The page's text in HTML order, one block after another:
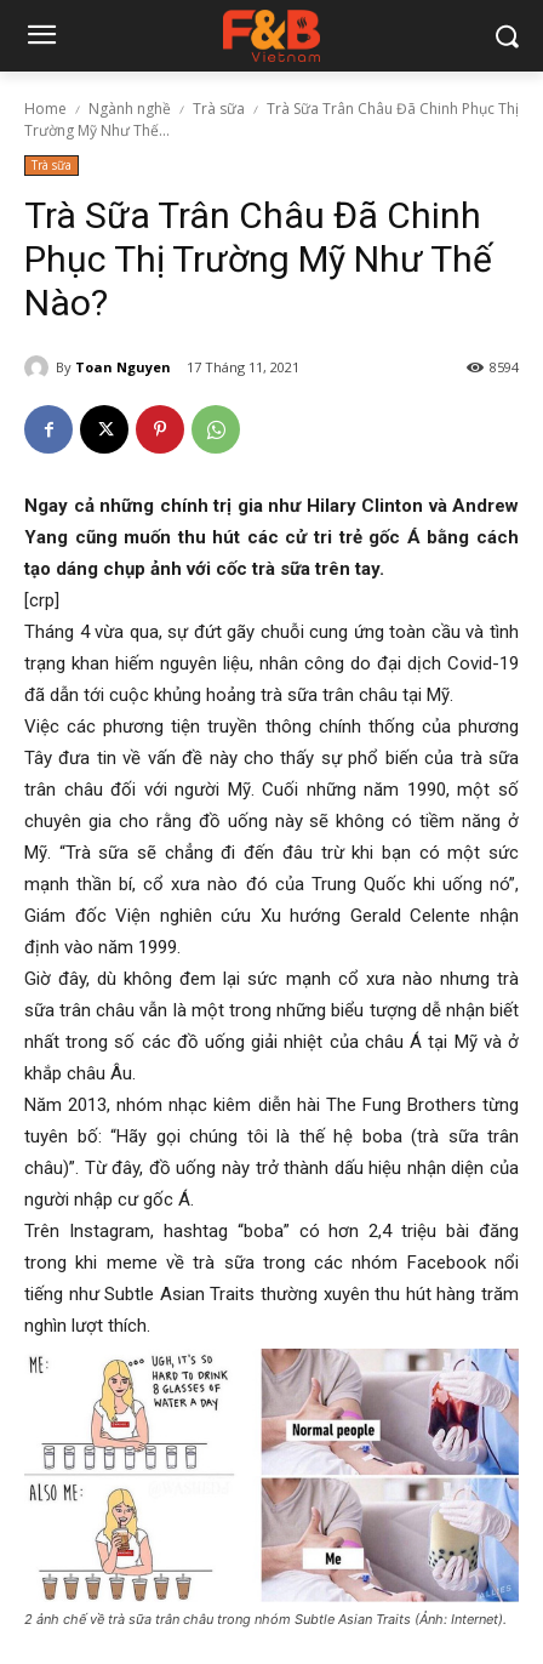
Home Ngành nghề Trà sữa
Trà Sữa Trân Châu Đã Chinh Phục Thị
Trường Mỹ Như Thế...
Trà sữa
Trà Sữa Trân Châu Đã Chinh
Phục Thị Trường Mỹ Như Thế
Nào?
By Toan Nguyen 17 Tháng 11, 2021 8594
Ngay cả những chính trị gia như Hilary Clinton và Andrew
Yang cũng muốn thu hút các cử tri trẻ gốc Á bằng cách
tạo dáng chụp ảnh với cốc trà sữa trên tay.
[crp]
Tháng 4 vừa qua, sự đứt gãy chuỗi cung ứng toàn cầu và tình
trạng khan hiếm nguyên liệu, nhân công do đại dịch Covid-19
đã dẫn tới cuộc khủng hoảng trà sữa trân châu tại Mỹ.
Việc các phương tiện truyền thông chính thống của phương
Tây đưa tin về vấn đề này cho thấy sự phổ biến của trà sữa
trân châu đối với người Mỹ. Cuối những năm 1990, một số
chuyên gia cho rằng đồ uống này sẽ không có tiềm năng ở
Mỹ. “Trà sữa sẽ chẳng đi đến đâu trừ khi bạn có một sức
mạnh thần bí, cổ xưa nào đó của Trung Quốc khi uống nó”,
Giám đốc Viện nghiên cứu Xu hướng Gerald Celente nhận
định vào năm 1999.
Giờ đây, dù không đem lại sức mạnh cổ xưa nào nhưng trà
sữa trân châu vẫn là một trong những biểu tượng dễ nhận biết
nhất trong số các đồ uống giải nhiệt của châu Á tại Mỹ và ở
khắp châu Âu.
Năm 2013, nhóm nhạc kiêm diễn hài The Fung Brothers từng
tuyên bố: “Hãy gọi chúng tôi là thế hệ boba (trà sữa trân
châu)”. Từ đây, đồ uống này trở thành dấu hiệu nhận diện của
người nhập cư gốc Á.
Trên Instagram, hashtag “boba” có hơn 2,4 triệu bài đăng
trong khi meme về trà sữa trong các nhóm Facebook nổi
tiếng như Subtle Asian Traits thường xuyên thu hút hàng trăm
nghìn lượt thích.
2 ảnh chế về trà sữa trân châu trong nhóm Subtle Asian Traits (Ảnh: Internet).